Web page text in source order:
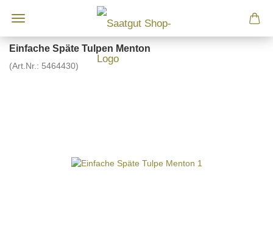
Einfache Späte Tulpen Menton
(Art.Nr.: 5464430)